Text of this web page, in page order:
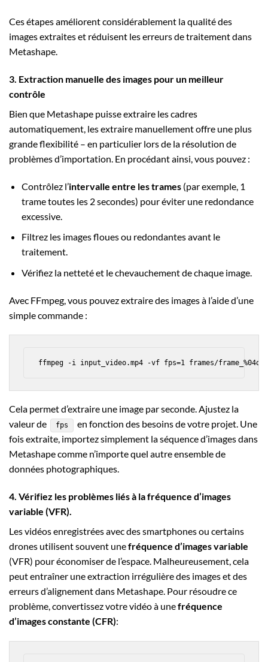
Ces étapes améliorent considérablement la qualité des
images extraites et réduisent les erreurs de traitement dans
Metashape.
3. Extraction manuelle des images pour un meilleur
contrôle
Bien que Metashape puisse extraire les cadres
automatiquement, les extraire manuellement offre une plus
grande flexibilité – en particulier lors de la résolution de
problèmes d’importation. En procédant ainsi, vous pouvez :
Contrôlez l’intervalle entre les trames(par exemple, 1
trame toutes les 2 secondes) pour éviter une redondance
excessive.
Filtrez les images floues ou redondantes avant le
traitement.
Vérifiez la netteté et le chevauchement de chaque image.
Avec FFmpeg, vous pouvez extraire des images à l’aide d’une
simple commande :
Cela permet d’extraire une image par seconde. Ajustez la
valeur de
fps
en fonction des besoins de votre projet. Une
fois extraite, importez simplement la séquence d’images dans
Metashape comme n’importe quel autre ensemble de
données photographiques.
4. Vérifiez les problèmes liés à la fréquence d’images
variable (VFR).
Les vidéos enregistrées avec des smartphones ou certains
drones utilisent souvent unefréquence d’images variable
(VFR) pour économiser de l’espace. Malheureusement, cela
peut entraîner une extraction irrégulière des images et des
erreurs d’alignement dans Metashape. Pour résoudre ce
problème, convertissez votre vidéo à unefréquence
d’images constante (CFR):